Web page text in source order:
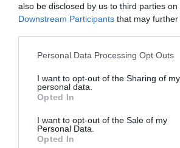
also be disclosed by us to third parties on
Downstream Participants that may
Please note that this website/app uses
not limited to your visit or usage
grant or deny consent to Google and its
use your data for below specified
consent section.
Personal Data Processing Opt Outs
I want to opt-out of the Sharing of my
personal data.
Opted In
I want to opt-out of the Sale of my
Personal Data.
Opted In
di più idee, non di più